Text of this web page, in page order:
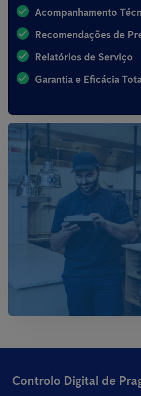
Acompanhamento
Recomendações de
Relatórios de Serviço
Garantia e Eficácia
Controlo Digital de